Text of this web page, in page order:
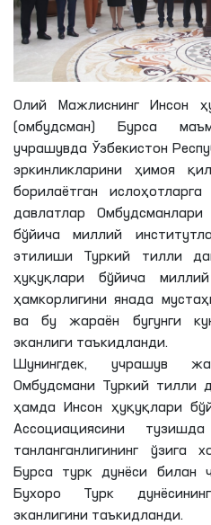
Олий Мажлиснинг Инсон
(омбудсман) Бурса
учрашувда Ўзбекистон
эркинликларини ҳимоя
борилаётган
давлатлар
бўйича миллий
этилиши Туркий тилли
ҳуқуқлари бўйича
ҳамкорлигини янада
ва бу жараён бугунги
эканлиги таъкидланди.
Шунингдек, учрашув
Омбудсмани Туркий тилли
ҳамда Инсон ҳуқуқлари
Ассоциациясини
танланганлигининг ўзига
Бурса турк дунёси билан
Бухоро Турк
эканлигини таъкидланди.